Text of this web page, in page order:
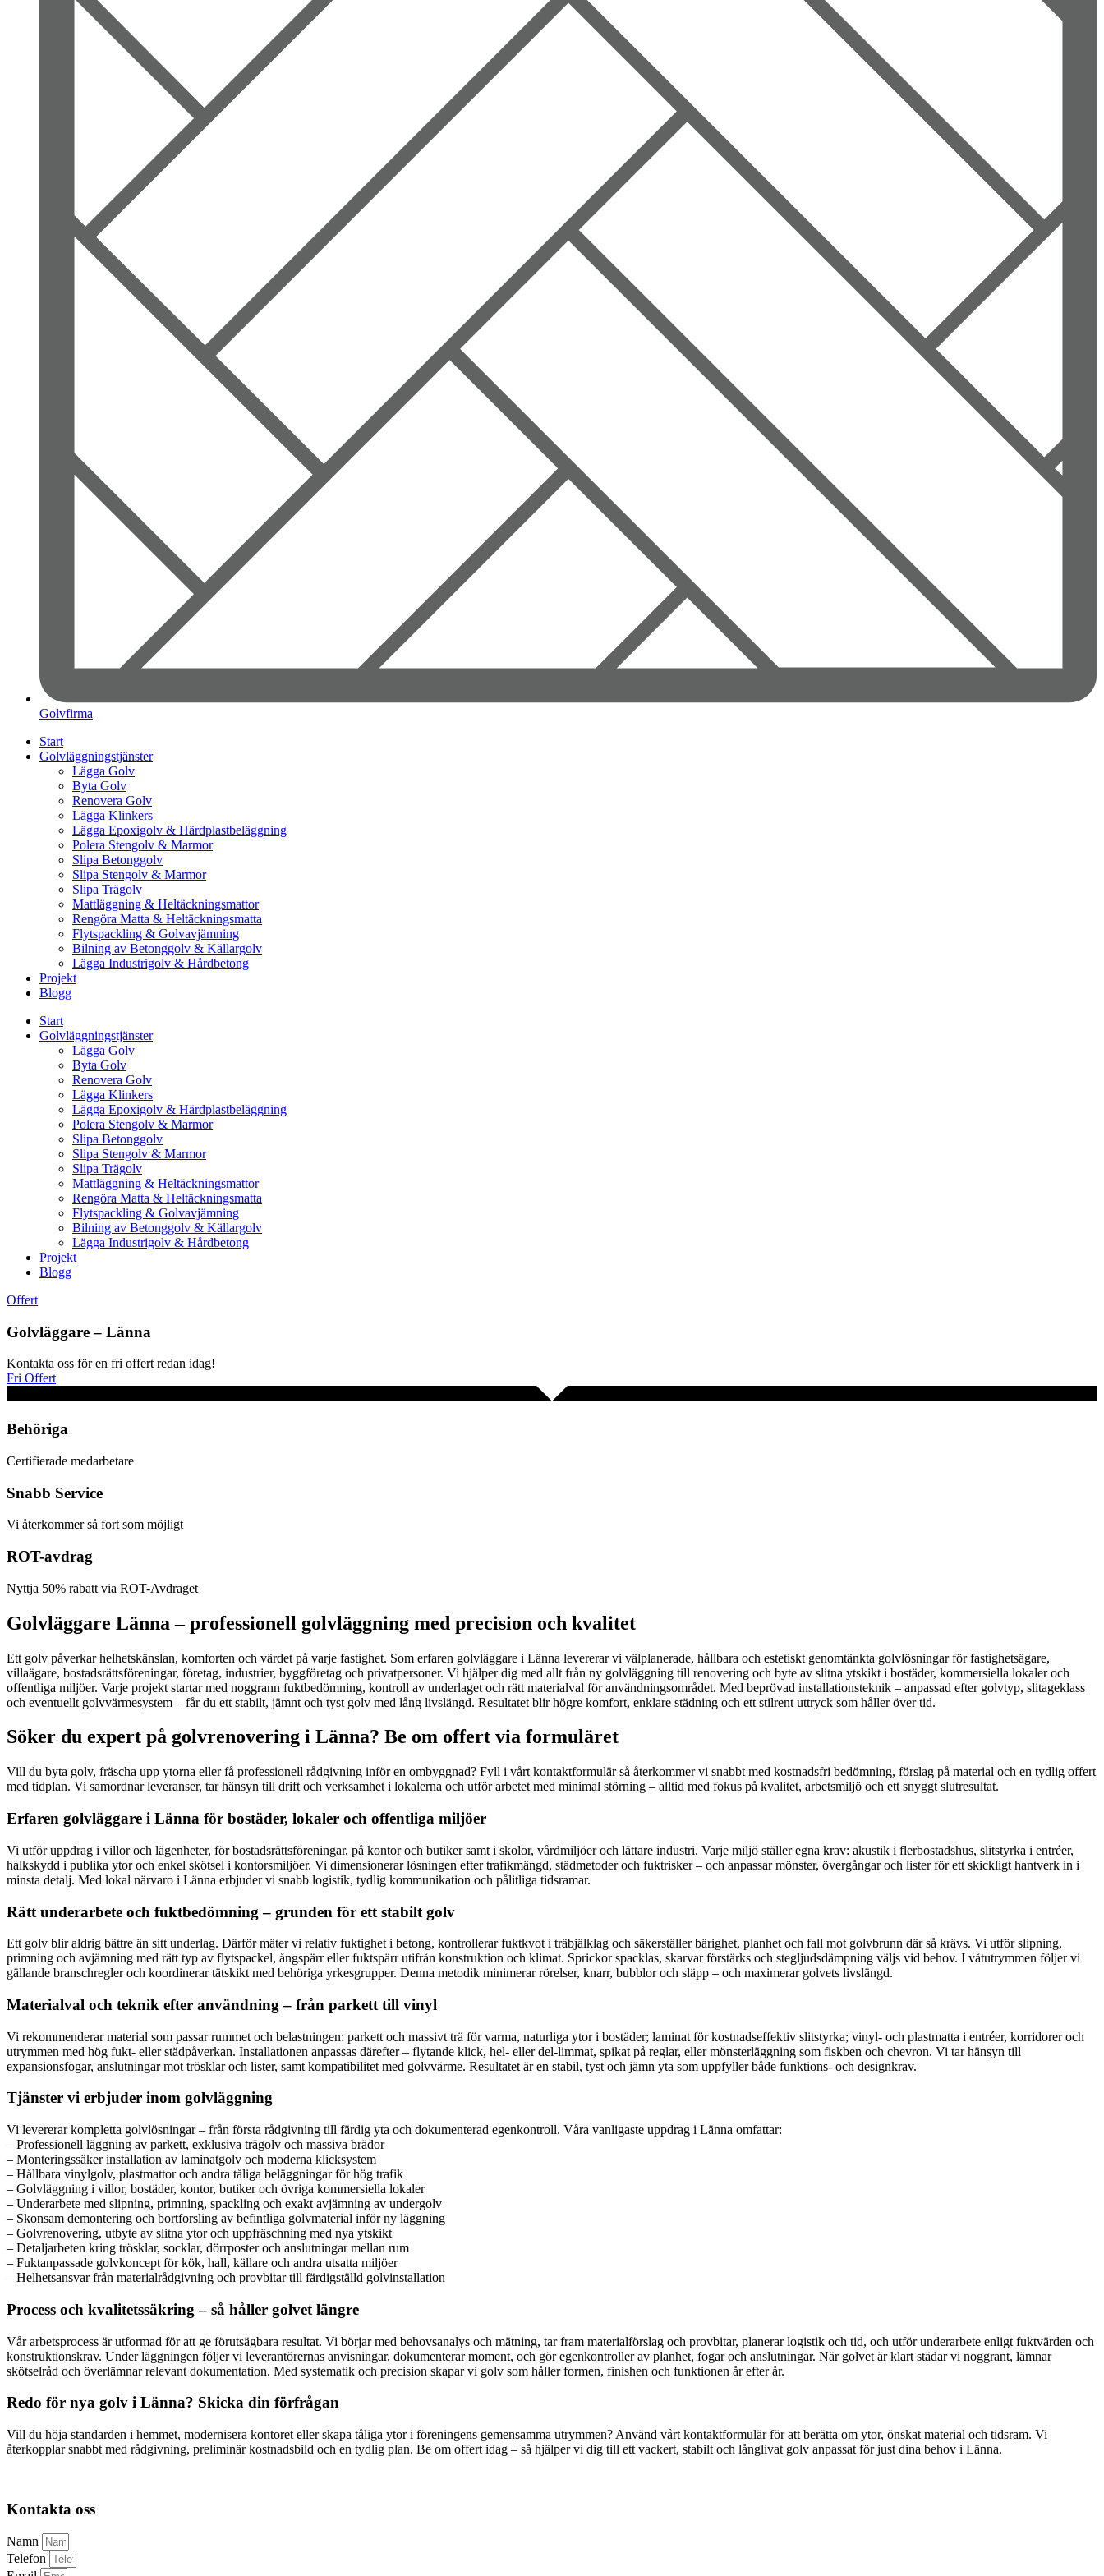
Golvfirma
Start
Golvläggningstjänster
Lägga Golv
Byta Golv
Renovera Golv
Lägga Klinkers
Lägga Epoxigolv & Härdplastbeläggning
Polera Stengolv & Marmor
Slipa Betonggolv
Slipa Stengolv & Marmor
Slipa Trägolv
Mattläggning & Heltäckningsmattor
Rengöra Matta & Heltäckningsmatta
Flytspackling & Golvavjämning
Bilning av Betonggolv & Källargolv
Lägga Industrigolv & Hårdbetong
Projekt
Blogg
Start
Golvläggningstjänster
Lägga Golv
Byta Golv
Renovera Golv
Lägga Klinkers
Lägga Epoxigolv & Härdplastbeläggning
Polera Stengolv & Marmor
Slipa Betonggolv
Slipa Stengolv & Marmor
Slipa Trägolv
Mattläggning & Heltäckningsmattor
Rengöra Matta & Heltäckningsmatta
Flytspackling & Golvavjämning
Bilning av Betonggolv & Källargolv
Lägga Industrigolv & Hårdbetong
Projekt
Blogg
Offert
Golvläggare – Länna
Kontakta oss för en fri offert redan idag!
Fri Offert
Behöriga
Certifierade medarbetare
Snabb Service
Vi återkommer så fort som möjligt
ROT-avdrag
Nyttja 50% rabatt via ROT-Avdraget
Golvläggare Länna – professionell golvläggning med precision och kvalitet
Ett golv påverkar helhetskänslan, komforten och värdet på varje fastighet. Som erfaren golvläggare i Länna levererar vi välplanerade, hållbara och estetiskt genomtänkta golvlösningar för fastighetsägare,
villaägare, bostadsrättsföreningar, företag, industrier, byggföretag och privatpersoner. Vi hjälper dig med allt från ny golvläggning till renovering och byte av slitna ytskikt i bostäder, kommersiella lokaler och
offentliga miljöer. Varje projekt startar med noggrann fuktbedömning, kontroll av underlaget och rätt materialval för användningsområdet. Med beprövad installationsteknik – anpassad efter golvtyp, slitageklass
och eventuellt golvvärmesystem – får du ett stabilt, jämnt och tyst golv med lång livslängd. Resultatet blir högre komfort, enklare städning och ett stilrent uttryck som håller över tid.
Söker du expert på golvrenovering i Länna? Be om offert via formuläret
Vill du byta golv, fräscha upp ytorna eller få professionell rådgivning inför en ombyggnad? Fyll i vårt kontaktformulär så återkommer vi snabbt med kostnadsfri bedömning, förslag på material och en tydlig offert
med tidplan. Vi samordnar leveranser, tar hänsyn till drift och verksamhet i lokalerna och utför arbetet med minimal störning – alltid med fokus på kvalitet, arbetsmiljö och ett snyggt slutresultat.
Erfaren golvläggare i Länna för bostäder, lokaler och offentliga miljöer
Vi utför uppdrag i villor och lägenheter, för bostadsrättsföreningar, på kontor och butiker samt i skolor, vårdmiljöer och lättare industri. Varje miljö ställer egna krav: akustik i flerbostadshus, slitstyrka i entréer,
halkskydd i publika ytor och enkel skötsel i kontorsmiljöer. Vi dimensionerar lösningen efter trafikmängd, städmetoder och fuktrisker – och anpassar mönster, övergångar och lister för ett skickligt hantverk in i
minsta detalj. Med lokal närvaro i Länna erbjuder vi snabb logistik, tydlig kommunikation och pålitliga tidsramar.
Rätt underarbete och fuktbedömning – grunden för ett stabilt golv
Ett golv blir aldrig bättre än sitt underlag. Därför mäter vi relativ fuktighet i betong, kontrollerar fuktkvot i träbjälklag och säkerställer bärighet, planhet och fall mot golvbrunn där så krävs. Vi utför slipning,
primning och avjämning med rätt typ av flytspackel, ångspärr eller fuktspärr utifrån konstruktion och klimat. Sprickor spacklas, skarvar förstärks och stegljudsdämpning väljs vid behov. I våtutrymmen följer vi
gällande branschregler och koordinerar tätskikt med behöriga yrkesgrupper. Denna metodik minimerar rörelser, knarr, bubblor och släpp – och maximerar golvets livslängd.
Materialval och teknik efter användning – från parkett till vinyl
Vi rekommenderar material som passar rummet och belastningen: parkett och massivt trä för varma, naturliga ytor i bostäder; laminat för kostnadseffektiv slitstyrka; vinyl- och plastmatta i entréer, korridorer och
utrymmen med hög fukt- eller städpåverkan. Installationen anpassas därefter – flytande klick, hel- eller del-limmat, spikat på reglar, eller mönsterläggning som fiskben och chevron. Vi tar hänsyn till
expansionsfogar, anslutningar mot trösklar och lister, samt kompatibilitet med golvvärme. Resultatet är en stabil, tyst och jämn yta som uppfyller både funktions- och designkrav.
Tjänster vi erbjuder inom golvläggning
Vi levererar kompletta golvlösningar – från första rådgivning till färdig yta och dokumenterad egenkontroll. Våra vanligaste uppdrag i Länna omfattar:
– Professionell läggning av parkett, exklusiva trägolv och massiva brädor
– Monteringssäker installation av laminatgolv och moderna klicksystem
– Hållbara vinylgolv, plastmattor och andra tåliga beläggningar för hög trafik
– Golvläggning i villor, bostäder, kontor, butiker och övriga kommersiella lokaler
– Underarbete med slipning, primning, spackling och exakt avjämning av undergolv
– Skonsam demontering och bortforsling av befintliga golvmaterial inför ny läggning
– Golvrenovering, utbyte av slitna ytor och uppfräschning med nya ytskikt
– Detaljarbeten kring trösklar, socklar, dörrposter och anslutningar mellan rum
– Fuktanpassade golvkoncept för kök, hall, källare och andra utsatta miljöer
– Helhetsansvar från materialrådgivning och provbitar till färdigställd golvinstallation
Process och kvalitetssäkring – så håller golvet längre
Vår arbetsprocess är utformad för att ge förutsägbara resultat. Vi börjar med behovsanalys och mätning, tar fram materialförslag och provbitar, planerar logistik och tid, och utför underarbete enligt fuktvärden och
konstruktionskrav. Under läggningen följer vi leverantörernas anvisningar, dokumenterar moment, och gör egenkontroller av planhet, fogar och anslutningar. När golvet är klart städar vi noggrant, lämnar
skötselråd och överlämnar relevant dokumentation. Med systematik och precision skapar vi golv som håller formen, finishen och funktionen år efter år.
Redo för nya golv i Länna? Skicka din förfrågan
Vill du höja standarden i hemmet, modernisera kontoret eller skapa tåliga ytor i föreningens gemensamma utrymmen? Använd vårt kontaktformulär för att berätta om ytor, önskat material och tidsram. Vi
återkopplar snabbt med rådgivning, preliminär kostnadsbild och en tydlig plan. Be om offert idag – så hjälper vi dig till ett vackert, stabilt och långlivat golv anpassat för just dina behov i Länna.
Kontakta oss
Namn
Telefon